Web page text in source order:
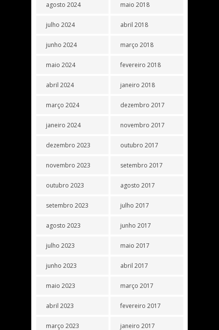
agosto 2024
julho 2024
junho 2024
maio 2024
abril 2024
março 2024
janeiro 2024
dezembro 2023
novembro 2023
outubro 2023
setembro 2023
agosto 2023
julho 2023
junho 2023
maio 2023
abril 2023
março 2023
maio 2018
abril 2018
março 2018
fevereiro 2018
janeiro 2018
dezembro 2017
novembro 2017
outubro 2017
setembro 2017
agosto 2017
julho 2017
junho 2017
maio 2017
abril 2017
março 2017
fevereiro 2017
janeiro 2017